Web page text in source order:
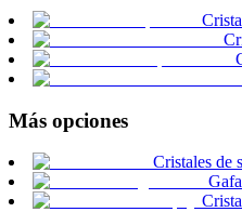
Más opciones
Cristales de